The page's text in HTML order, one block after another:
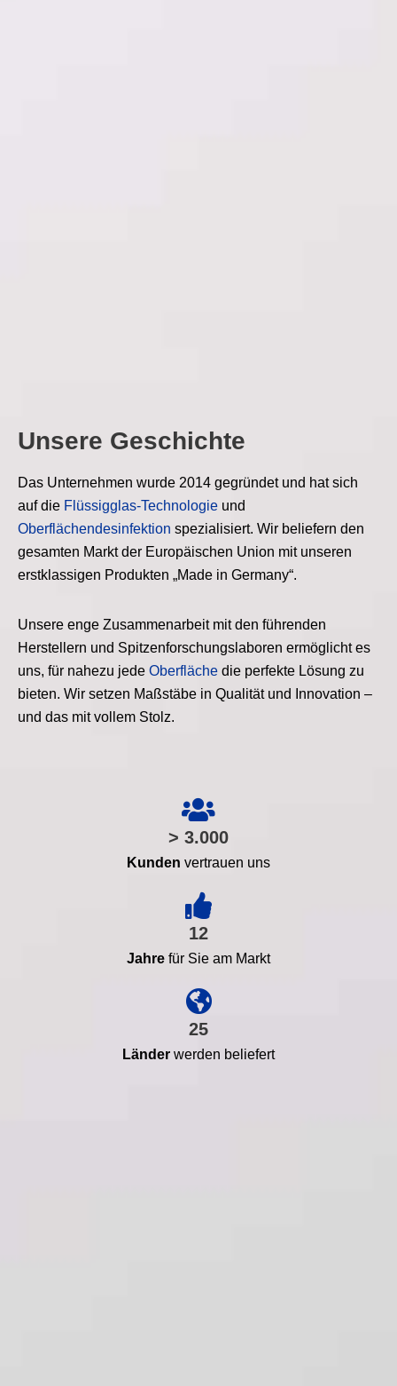
Unsere Geschichte
Das Unternehmen wurde 2014 gegründet und hat sich
auf die Flüssigglas-Technologie und
Oberflächendesinfektion spezialisiert. Wir beliefern den
gesamten Markt der Europäischen Union mit unseren
erstklassigen Produkten „Made in Germany“.
Unsere enge Zusammenarbeit mit den führenden
Herstellern und Spitzenforschungslaboren ermöglicht es
uns, für nahezu jede Oberfläche die perfekte Lösung zu
bieten. Wir setzen Maßstäbe in Qualität und Innovation –
und das mit vollem Stolz.
> 3.000
Kunden vertrauen uns
12
Jahre für Sie am Markt
25
Länder werden beliefert